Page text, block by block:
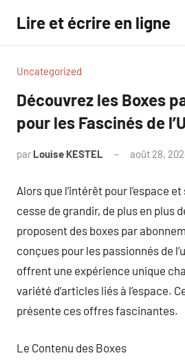
contenu
Lire et écrire en ligne
Uncategorized
Découvrez les Boxes
pour les Fascinés de
par Louise KESTEL août 28,
Alors que l’intérêt pour l’espace
cesse de grandir, de plus en plus
proposent des boxes par
conçues pour les passionnés de
offrent une expérience unique
variété d’articles liés à l’espace.
présente ces offres fascinantes.
Le Contenu des Boxes